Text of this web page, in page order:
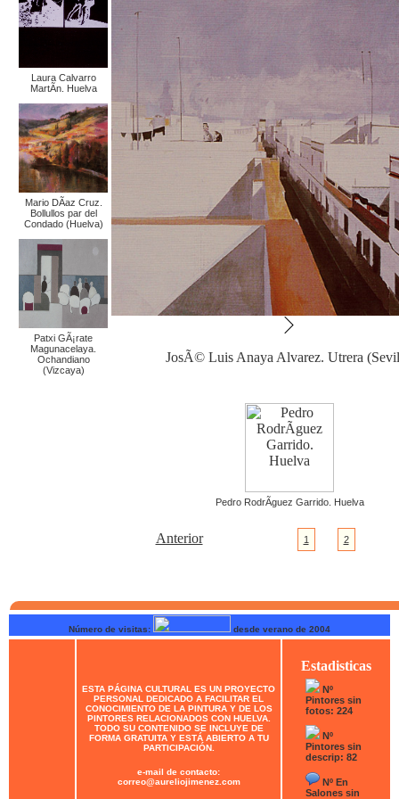
Laura Calvarro
MartÃ­n. Huelva
JosÃ© Luis Anaya Alvarez. Utrera
Mario DÃ­az Cruz.
Bollullos par del
Condado (Huelva)
Patxi GÃ¡rate
Magunacelaya.
Ochandiano
(Vizcaya)
Pedro RodrÃ­guez Garrido. Huelva
Anterior 1 2
Número de visitas: desde verano de 2004
ESTA PÁGINA CULTURAL ES UN PROYECTO
PERSONAL DEDICADO A FACILITAR EL
CONOCIMIENTO DE LA PINTURA Y DE LOS
PINTORES RELACIONADOS CON HUELVA.
TODO SU CONTENIDO SE INCLUYE DE
FORMA GRATUITA Y ESTÁ ABIERTO A TU
PARTICIPACIÓN.
e-mail de contacto:
correo@aureliojimenez.com
Estadisticas
Nº
Pintores sin
fotos: 224
Nº
Pintores sin
descrip: 82
Nº En
Salones sin